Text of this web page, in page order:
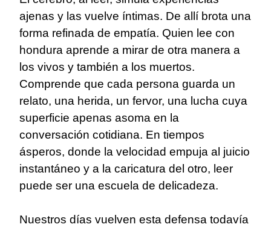
ajenas y las vuelve íntimas. De allí brota una
forma refinada de empatía. Quien lee con
hondura aprende a mirar de otra manera a
los vivos y también a los muertos.
Comprende que cada persona guarda un
relato, una herida, un fervor, una lucha cuya
superficie apenas asoma en la
conversación cotidiana. En tiempos
ásperos, donde la velocidad empuja al juicio
instantáneo y a la caricatura del otro, leer
puede ser una escuela de delicadeza.
Nuestros días vuelven esta defensa todavía